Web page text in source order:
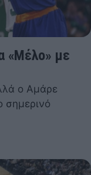
«Μέλο» με
ο Αμάρε
σημερινό